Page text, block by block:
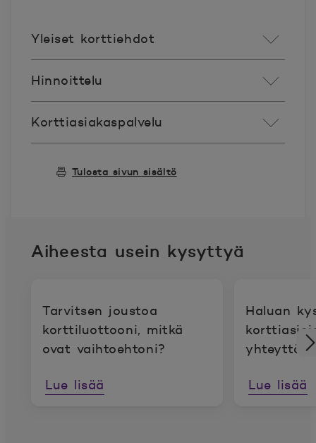
Yleiset korttiehdot
Hinnoittelu
Korttiasiakaspalvelu
Tulosta sivun sisältö
Aiheesta usein kysyttyä
Tarvitsen joustoa
korttiluottooni, mitkä
ovat vaihtoehtoni?
Lue lisää
Haluan
yhteyttä?
Lue lisää